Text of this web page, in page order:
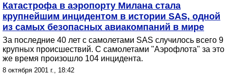
Катастрофа в аэропорту Милана стала
крупнейшим инцидентом в истории SAS, одной
из самых безопасных авиакомпаний в мире
За последние 40 лет с самолетами SAS случилось всего 9
крупных происшествий. С самолетами "Аэрофлота" за это
же время произошло 104 инцидента.
8 октября 2001 г., 18:42